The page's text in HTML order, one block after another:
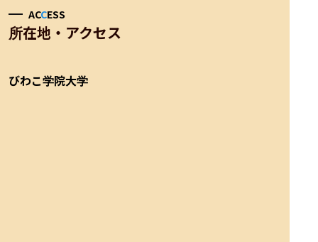
ACCESS
所在地・アクセス
びわこ学院大学